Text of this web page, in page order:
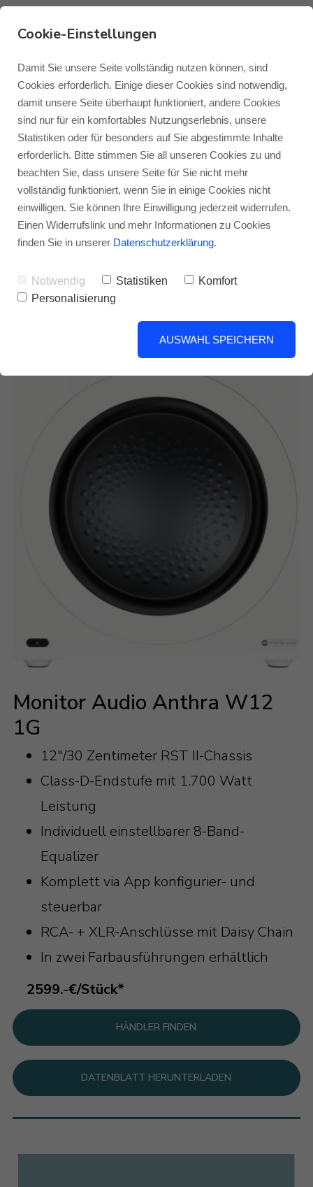
Monitor Audio
Monitor Audio Custom Install
Roksan
Blok
Blog Monitor Audio
Blog Roksan
Blog Blok
Monitor Audio Anthra
W12 1G
Mittelklasse, neu definiert!– Der Anthra
W12 1G ist mit seiner 12“-Membran der
mittlere der Subwoofer aus der Anthra-
Serie. Angetrieben wird er von einer
bärenstarken Class-D-Endstufe mit 1.700
dem stolzen Besitzer ein großes Lächeln
Monitor Audio Anthra W12
1G
12"/30 Zentimeter RST II-Chassis
Class-D-Endstufe mit 1.700 Watt
Leistung
Individuell einstellbarer 8-Band-
Equalizer
Komplett via App konfigurier- und
steuerbar
RCA- + XLR-Anschlüsse mit Daisy Chain
In zwei Farbausführungen erhältlich
2599.-€/Stück*
HÄNDLER FINDEN
DATENBLATT HERUNTERLADEN
Cookie-Einstellungen
Damit Sie unsere Seite vollständig nutzen können, sind
Cookies erforderlich. Einige dieser Cookies sind notwendig,
damit unsere Seite überhaupt funktioniert, andere Cookies
sind nur für ein komfortables Nutzungserlebnis, unsere
Statistiken oder für besonders auf Sie abgestimmte Inhalte
erforderlich. Bitte stimmen Sie all unseren Cookies zu und
beachten Sie, dass unsere Seite für Sie nicht mehr
vollständig funktioniert, wenn Sie in einige Cookies nicht
einwilligen. Sie können Ihre Einwilligung jederzeit widerrufen.
Einen Widerrufslink und mehr Informationen zu Cookies
finden Sie in unserer Datenschutzerklärung.
Notwendig Statistiken
Komfort
Personalisierung
AUSWAHL SPEICHERN